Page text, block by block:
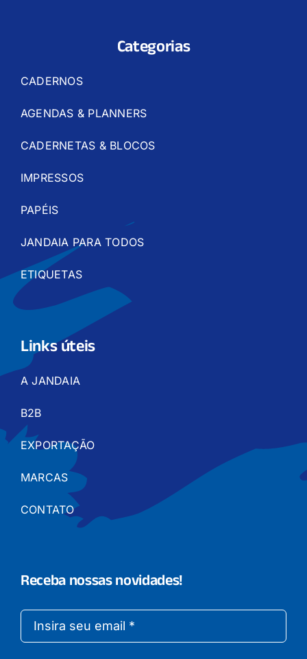
Categorias
CADERNOS
AGENDAS & PLANNERS
CADERNETAS & BLOCOS
IMPRESSOS
PAPÉIS
JANDAIA PARA TODOS
ETIQUETAS
Links úteis
A JANDAIA
B2B
EXPORTAÇÃO
MARCAS
CONTATO
Receba nossas novidades!